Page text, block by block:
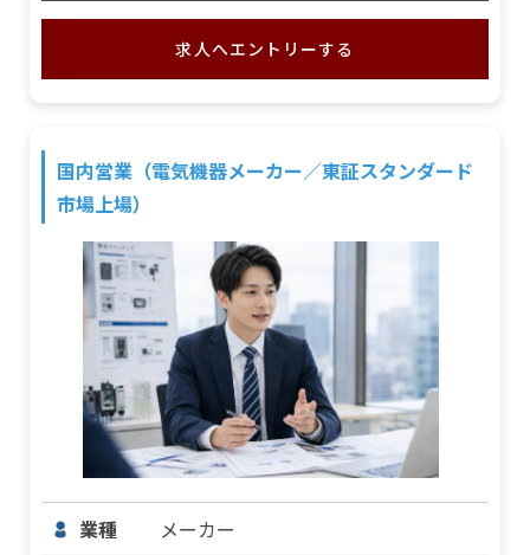
求人へエントリーする
国内営業（電気機器メーカー／東証スタンダード
市場上場）
業種
メーカー